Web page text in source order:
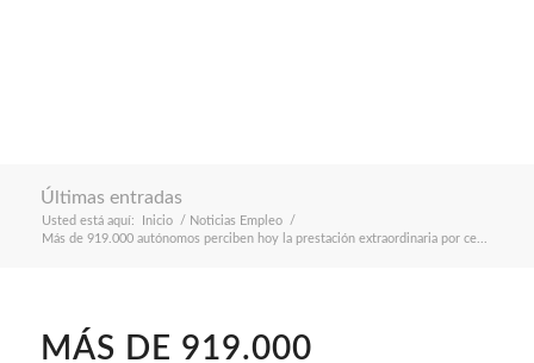
Últimas entradas
Usted está aquí: Inicio / Noticias Empleo
/
Más de 919.000 autónomos perciben hoy la prestación extraordinaria por ce...
MÁS DE 919.000